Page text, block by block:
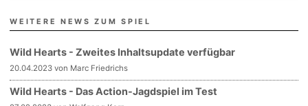
WEITERE NEWS ZUM SPIEL
Wild Hearts - Zweites Inhaltsupdate verfügbar
20.04.2023 von Marc Friedrichs
Wild Hearts - Das Action-Jagdspiel im Test